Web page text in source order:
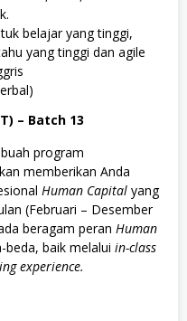
k
belajar yang tinggi,
yang tinggi dan agile
– Batch 13
program
memberikan Anda
Human Capital yang
(Februari – Desember
beragam peran Human
beda, baik melalui in-class
experience.